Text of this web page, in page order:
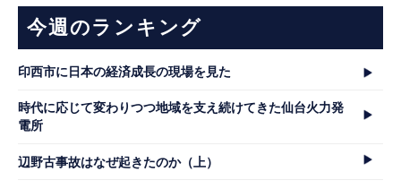
今週のランキング
印西市に日本の経済成長の現場を見た
時代に応じて変わりつつ地域を支え続けてきた仙台火力発
電所
辺野古事故はなぜ起きたのか（上）